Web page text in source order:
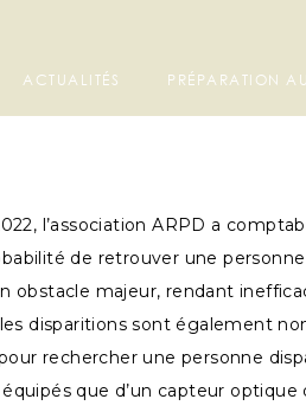
ACTUALITÉS PRÉPARATION
l’association ARPD a
de retrouver une
majeur, rendant
disparitions sont également
rechercher une personne
que d’un capteur